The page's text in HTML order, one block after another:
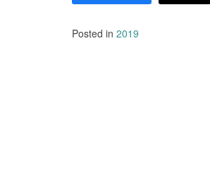
Posted in 2019